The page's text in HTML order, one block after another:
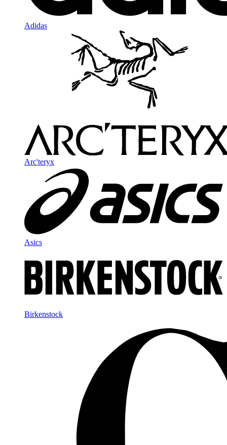
Adidas
Arc'teryx
Asics
Birkenstock